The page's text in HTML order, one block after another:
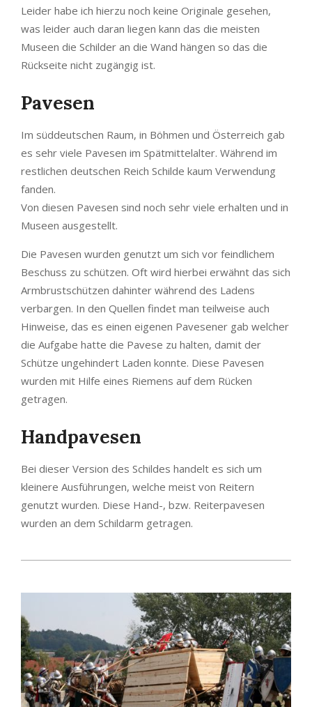
Leider habe ich hierzu noch keine Originale gesehen,
was leider auch daran liegen kann das die meisten
Museen die Schilder an die Wand hängen so das die
Rückseite nicht zugängig ist.
Pavesen
Im süddeutschen Raum, in Böhmen und Österreich gab
es sehr viele Pavesen im Spätmittelalter. Während im
restlichen deutschen Reich Schilde kaum Verwendung
fanden.
Von diesen Pavesen sind noch sehr viele erhalten und in
Museen ausgestellt.
Die Pavesen wurden genutzt um sich vor feindlichem
Beschuss zu schützen. Oft wird hierbei erwähnt das sich
Armbrustschützen dahinter während des Ladens
verbargen. In den Quellen findet man teilweise auch
Hinweise, das es einen eigenen Pavesener gab welcher
die Aufgabe hatte die Pavese zu halten, damit der
Schütze ungehindert Laden konnte. Diese Pavesen
wurden mit Hilfe eines Riemens auf dem Rücken
getragen.
Handpavesen
Bei dieser Version des Schildes handelt es sich um
kleinere Ausführungen, welche meist von Reitern
genutzt wurden. Diese Hand-, bzw. Reiterpavesen
wurden an dem Schildarm getragen.